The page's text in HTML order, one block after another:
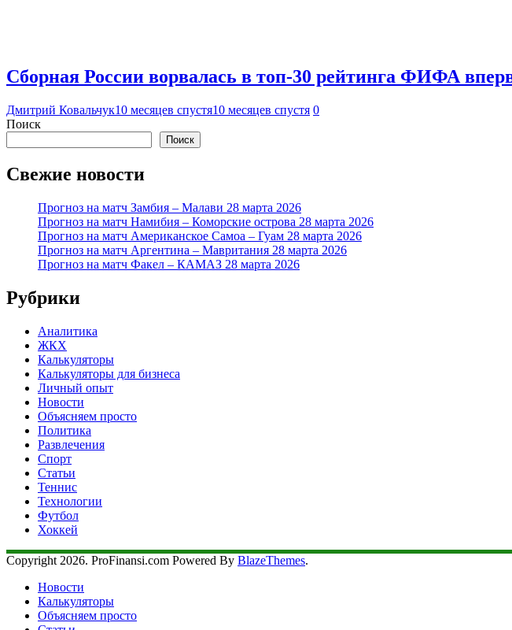
Сборная России ворвалась в топ-30 рейтинга ФИФА
Дмитрий Ковальчук10 месяцев спустя10 месяцев спустя 0
Поиск
Поиск
Свежие новости
Прогноз на матч Замбия – Малави 28 марта 2026
Прогноз на матч Намибия – Коморские острова 28 марта 2026
Прогноз на матч Американское Самоа – Гуам 28 марта 2026
Прогноз на матч Аргентина – Мавритания 28 марта 2026
Прогноз на матч Факел – КАМАЗ 28 марта 2026
Рубрики
Аналитика
ЖКХ
Калькуляторы
Калькуляторы для бизнеса
Личный опыт
Новости
Объясняем просто
Политика
Развлечения
Спорт
Статьи
Теннис
Технологии
Футбол
Хоккей
Copyright 2026. ProFinansi.com Powered By BlazeThemes.
Новости
Калькуляторы
Объясняем просто